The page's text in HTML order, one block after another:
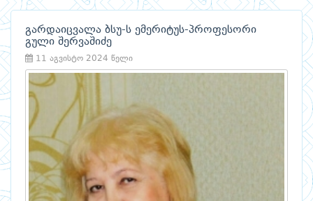
გარდაიცვალა ბსუ-ს ემერიტუს-პროფესორი
გული შერვაშიძე
11 აგვისტო 2024 წელი